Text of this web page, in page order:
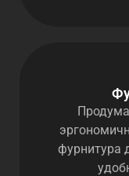
фурнитура